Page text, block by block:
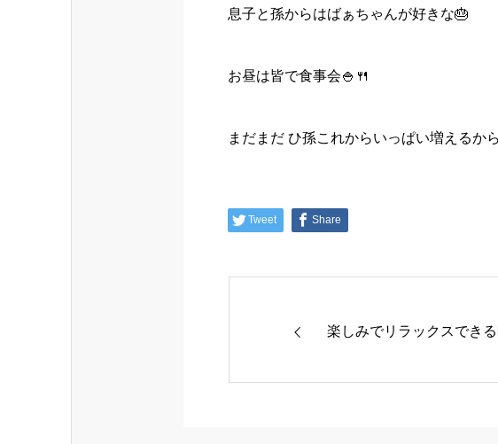
息子と孫からはばぁちゃんが好きな🎂
お昼は皆で食事会🍚🍴
まだまだ ひ孫これからいっぱい増えるか
Tweet Share
楽しみでリラックスでき